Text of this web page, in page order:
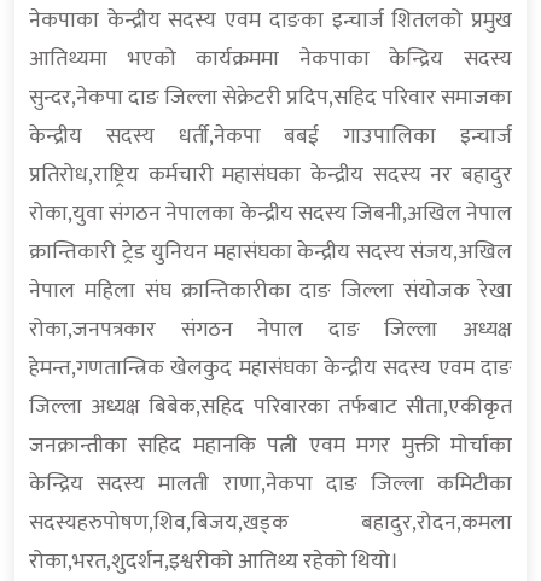
नेकपाका केन्द्रीय सदस्य एवम दाङका इन्चार्ज शितलको प्रमुख
आतिथ्यमा भएको कार्यक्रममा नेकपाका केन्द्रिय सदस्य
सुन्दर,नेकपा दाङ जिल्ला सेक्रेटरी प्रदिप,सहिद परिवार समाजका
केन्द्रीय सदस्य धर्ती,नेकपा बबई गाउपालिका इन्चार्ज
प्रतिरोध,राष्ट्रिय कर्मचारी महासंघका केन्द्रीय सदस्य नर बहादुर
रोका,युवा संगठन नेपालका केन्द्रीय सदस्य जिबनी,अखिल नेपाल
क्रान्तिकारी ट्रेड युनियन महासंघका केन्द्रीय सदस्य संजय,अखिल
नेपाल महिला संघ क्रान्तिकारीका दाङ जिल्ला संयोजक रेखा
रोका,जनपत्रकार संगठन नेपाल दाङ जिल्ला अध्यक्ष
हेमन्त,गणतान्त्रिक खेलकुद महासंघका केन्द्रीय सदस्य एवम दाङ
जिल्ला अध्यक्ष बिबेक,सहिद परिवारका तर्फबाट सीता,एकीकृत
जनक्रान्तीका सहिद महानकि पत्नी एवम मगर मुक्ती मोर्चाका
केन्द्रिय सदस्य मालती राणा,नेकपा दाङ जिल्ला कमिटीका
सदस्यहरुपोषण,शिव,बिजय,खड्क बहादुर,रोदन,कमला
रोका,भरत,शुदर्शन,इश्वरीको आतिथ्य रहेको थियो।